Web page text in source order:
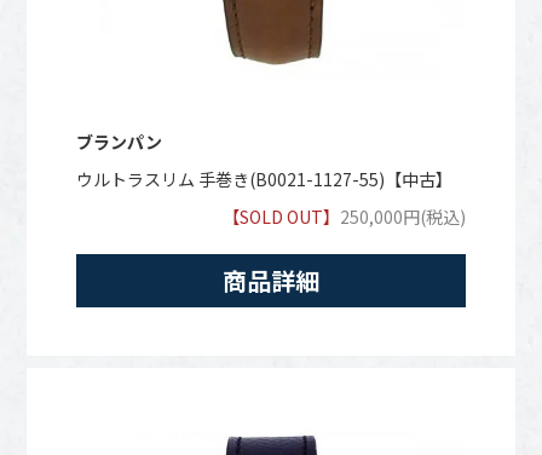
ブランパン
ウルトラスリム 手巻き(B0021-1127-55)【中古】
【SOLD OUT】 250,000円(税込)
商品詳細